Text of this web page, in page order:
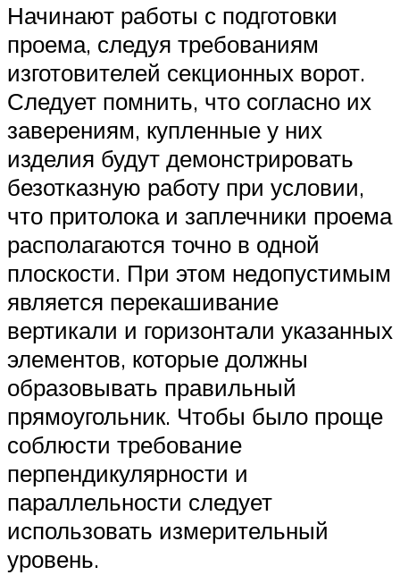
Начинают работы с подготовки
проема, следуя требованиям
изготовителей секционных ворот.
Следует помнить, что согласно их
заверениям, купленные у них
изделия будут демонстрировать
безотказную работу при условии,
что притолока и заплечники проема
располагаются точно в одной
плоскости. При этом недопустимым
является перекашивание
вертикали и горизонтали указанных
элементов, которые должны
образовывать правильный
прямоугольник. Чтобы было проще
соблюсти требование
перпендикулярности и
параллельности следует
использовать измерительный
уровень.